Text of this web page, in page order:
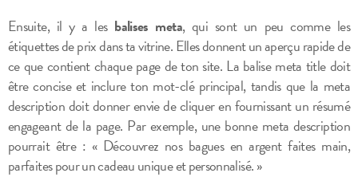
Ensuite, il y a les balises meta, qui sont un peu comme les
étiquettes de prix dans ta vitrine. Elles donnent un aperçu rapide de
ce que contient chaque page de ton site. La balise meta title doit
être concise et inclure ton mot-clé principal, tandis que la meta
description doit donner envie de cliquer en fournissant un résumé
engageant de la page. Par exemple, une bonne meta description
pourrait être : « Découvrez nos bagues en argent faites main,
parfaites pour un cadeau unique et personnalisé. »